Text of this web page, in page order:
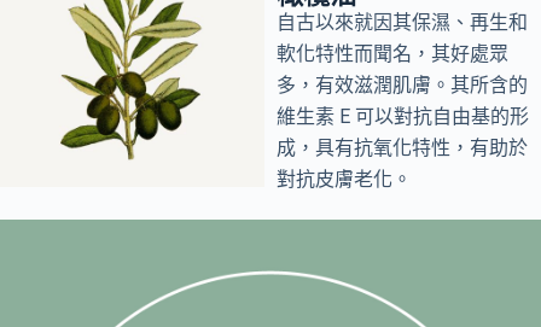
自古以來就因其保濕、再生和
軟化特性而聞名，其好處眾
多，有效滋潤肌膚。其所含的
維生素 E 可以對抗自由基的形
成，具有抗氧化特性，有助於
對抗皮膚老化。